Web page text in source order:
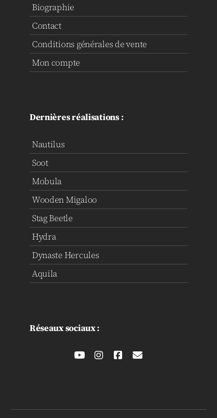
Biographie
Contact
Conditions générales de vente
Mon compte
Dernières réalisations :
Nautilus
Soot
Mobula
Wooden Migaloo
Stag Beetle
Hydra
Dynaste Hercules
Aquila
Réseaux sociaux :